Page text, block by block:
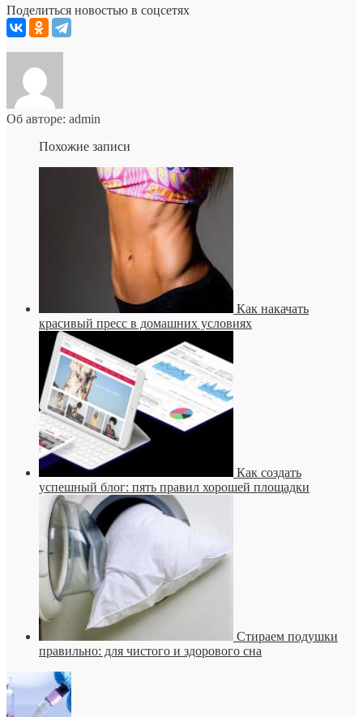
Поделиться новостью в соцсетях
Об авторе: admin
Похожие записи
Как накачать
красивый пресс в домашних условиях
Как создать
успешный блог: пять правил хорошей площадки
Стираем подушки
правильно: для чистого и здорового сна